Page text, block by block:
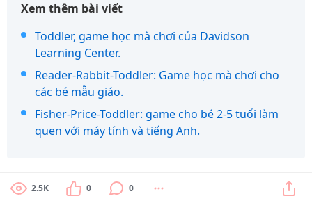
Xem thêm bài viết
Toddler, game học mà chơi của Davidson
Learning Center.
Reader-Rabbit-Toddler: Game học mà chơi cho
các bé mẫu giáo.
Fisher-Price-Toddler: game cho bé 2-5 tuổi làm
quen với máy tính và tiếng Anh.
2.5K 0 0